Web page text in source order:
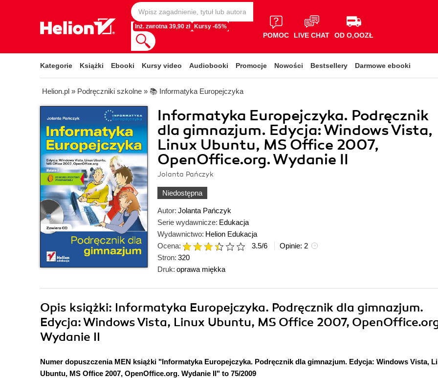
Inż. zwrotna 39,90 zł Kursy -65%
POMOC LIVE CHAT OD O,OOZŁ
Kategorie Książki Ebooki Kursy video Audiobooki Promocje Nowości Bestsellery Darmowe ebooki
Helion.pl » Podręczniki szkolne » 📚 Informatyka Europejczyka
Informatyka Europejczyka. Podręcznik
dla gimnazjum. Edycja: Windows Vista,
Linux Ubuntu, MS Office 2007,
OpenOffice.org. Wydanie II
Jolanta Pańczyk
Niedostępna
Autor: Jolanta Pańczyk
Serie wydawnicze: Edukacja
Wydawnictwo: Helion Edukacja
Ocena:
3.5/6 Opinie: 2
Stron: 320
Druk: oprawa miękka
Opis książki: Informatyka Europejczyka. Podręcznik dla gimnazjum.
Edycja: Windows Vista, Linux Ubuntu, MS Office 2007,
Wydanie II
Numer dopuszczenia MEN książki "Informatyka Europejczyka. Podręcznik dla gimnazjum. Edycja: Windows Vista,
Ubuntu, MS Office 2007, OpenOffice.org. Wydanie II" to 75/2009